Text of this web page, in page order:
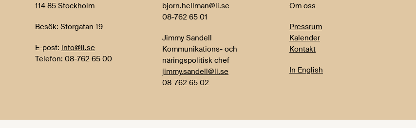
114 85 Stockholm
Besök: Storgatan 19
E-post: info@li.se
Telefon: 08-762 65 00
bjorn.hellman@li.se
08-762 65 01
Jimmy Sandell
Kommunikations- och
näringspolitisk chef
jimmy.sandell@li.se
08-762 65 02
Om oss
Pressrum
Kalender
Kontakt
In English